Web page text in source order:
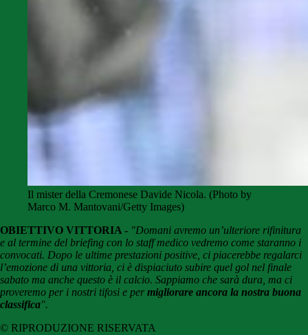
Il mister della Cremonese Davide Nicola. (Photo by
Marco M. Mantovani/Getty Images)
OBIETTIVO VITTORIA - "Domani avremo un’ulteriore rifinitura
e al termine del briefing con lo staff medico vedremo come staranno i
convocati. Dopo le ultime prestazioni positive, ci piacerebbe regalarci
l’emozione di una vittoria, ci è dispiaciuto subire quel gol nel finale
sabato ma anche questo è il calcio. Sappiamo che sarà dura, ma ci
proveremo per i nostri tifosi e per migliorare ancora la nostra buona
classifica".
© RIPRODUZIONE RISERVATA